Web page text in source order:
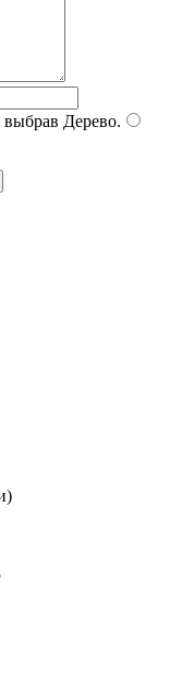
выбрав Дерево.